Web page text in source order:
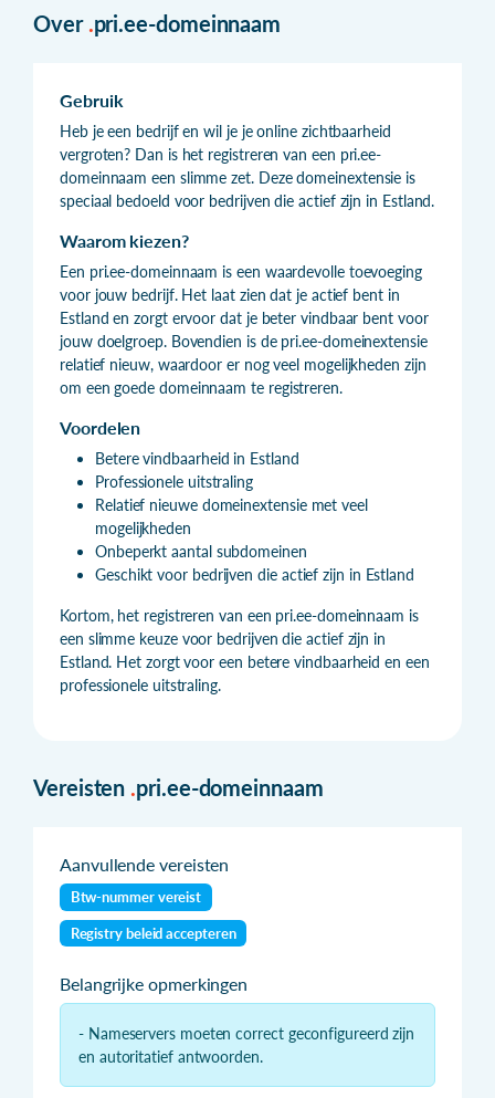
Over .pri.ee-domeinnaam
Gebruik
Heb je een bedrijf en wil je je online zichtbaarheid
vergroten? Dan is het registreren van een pri.ee-
domeinnaam een slimme zet. Deze domeinextensie is
speciaal bedoeld voor bedrijven die actief zijn in Estland.
Waarom kiezen?
Een pri.ee-domeinnaam is een waardevolle toevoeging
voor jouw bedrijf. Het laat zien dat je actief bent in
Estland en zorgt ervoor dat je beter vindbaar bent voor
jouw doelgroep. Bovendien is de pri.ee-domeinextensie
relatief nieuw, waardoor er nog veel mogelijkheden zijn
om een goede domeinnaam te registreren.
Voordelen
Betere vindbaarheid in Estland
Professionele uitstraling
Relatief nieuwe domeinextensie met veel
mogelijkheden
Onbeperkt aantal subdomeinen
Geschikt voor bedrijven die actief zijn in Estland
Kortom, het registreren van een pri.ee-domeinnaam is
een slimme keuze voor bedrijven die actief zijn in
Estland. Het zorgt voor een betere vindbaarheid en een
professionele uitstraling.
Vereisten .pri.ee-domeinnaam
Aanvullende vereisten
Btw-nummer vereist
Registry beleid accepteren
Belangrijke opmerkingen
- Nameservers moeten correct geconfigureerd zijn
en autoritatief antwoorden.